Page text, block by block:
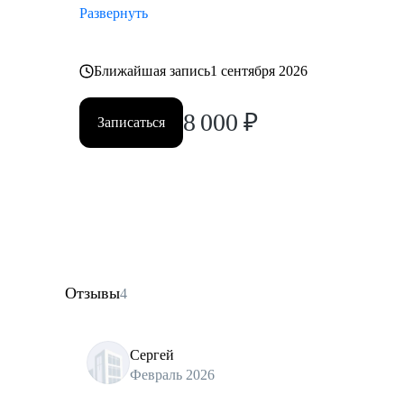
Развернуть
Ближайшая запись1 сентября 2026
Записаться 8 000 ₽
Отзывы4
Сергей
Февраль 2026